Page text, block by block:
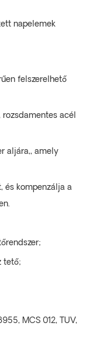
napelemek
felszerelhető
acél
aljára,, amely
és kompenzálja a
tető;
MCS 012, TUV,